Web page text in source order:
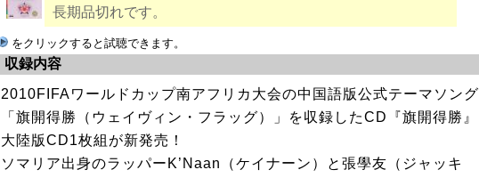
長期品切れです。
をクリックすると試聴できます。
収録内容
2010FIFAワールドカップ南アフリカ大会の中国語版公式テーマソング
「旗開得勝（ウェイヴィン・フラッグ）」を収録したCD『旗開得勝』
大陸版CD1枚組が新発売！
ソマリア出身のラッパーK’Naan（ケイナーン）と張學友（ジャッキ